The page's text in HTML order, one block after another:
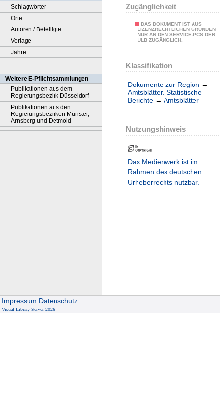
Schlagwörter
Orte
Autoren / Beteiligte
Verlage
Jahre
Weitere E-Pflichtsammlungen
Publikationen aus dem
Regierungsbezirk Düsseldorf
Publikationen aus den
Regierungsbezirken Münster,
Arnsberg und Detmold
Zugänglichkeit
DAS DOKUMENT IST AUS
LIZENZRECHTLICHEN GRÜNDEN
NUR AN DEN SERVICE-PCS DER
ULB ZUGÄNGLICH.
Klassifikation
Dokumente zur Region →
Amtsblätter. Statistische
Berichte → Amtsblätter
Nutzungshinweis
Das Medienwerk ist im
Rahmen des deutschen
Urheberrechts nutzbar.
Impressum Datenschutz
Visual Library Server 2026